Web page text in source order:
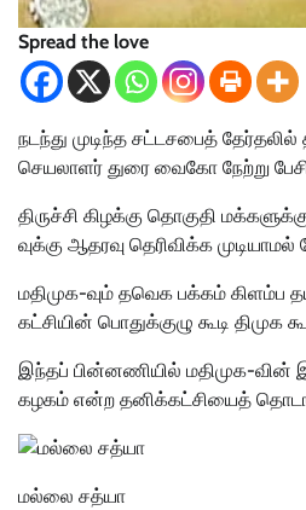
Spread the love
நடந்து முடிந்த சட்டசபைத்
செயலாளர் துரை வைகோ நேற்று
திருச்சி கிழக்கு தொகுதி
வுக்கு ஆதரவு தெரிவிக்க
மதிமுக-வும் தவெக பக்கம் கிளம்ப
கட்சியின் பொதுக்குழு கூடி
இந்தப் பின்னணியில் மதிமுக-வின்
கழகம் என்ற தனிக்கட்சியைத்
மல்லை சத்யா